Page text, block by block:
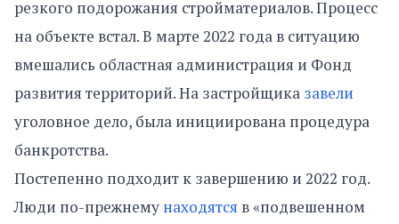
резкого подорожания стройматериалов. Процесс
на объекте встал. В марте 2022 года в ситуацию
вмешались областная администрация и Фонд
развития территорий. На застройщика завели
уголовное дело, была инициирована процедура
банкротства.
Постепенно подходит к завершению и 2022 год.
Люди по-прежнему находятся в «подвешенном